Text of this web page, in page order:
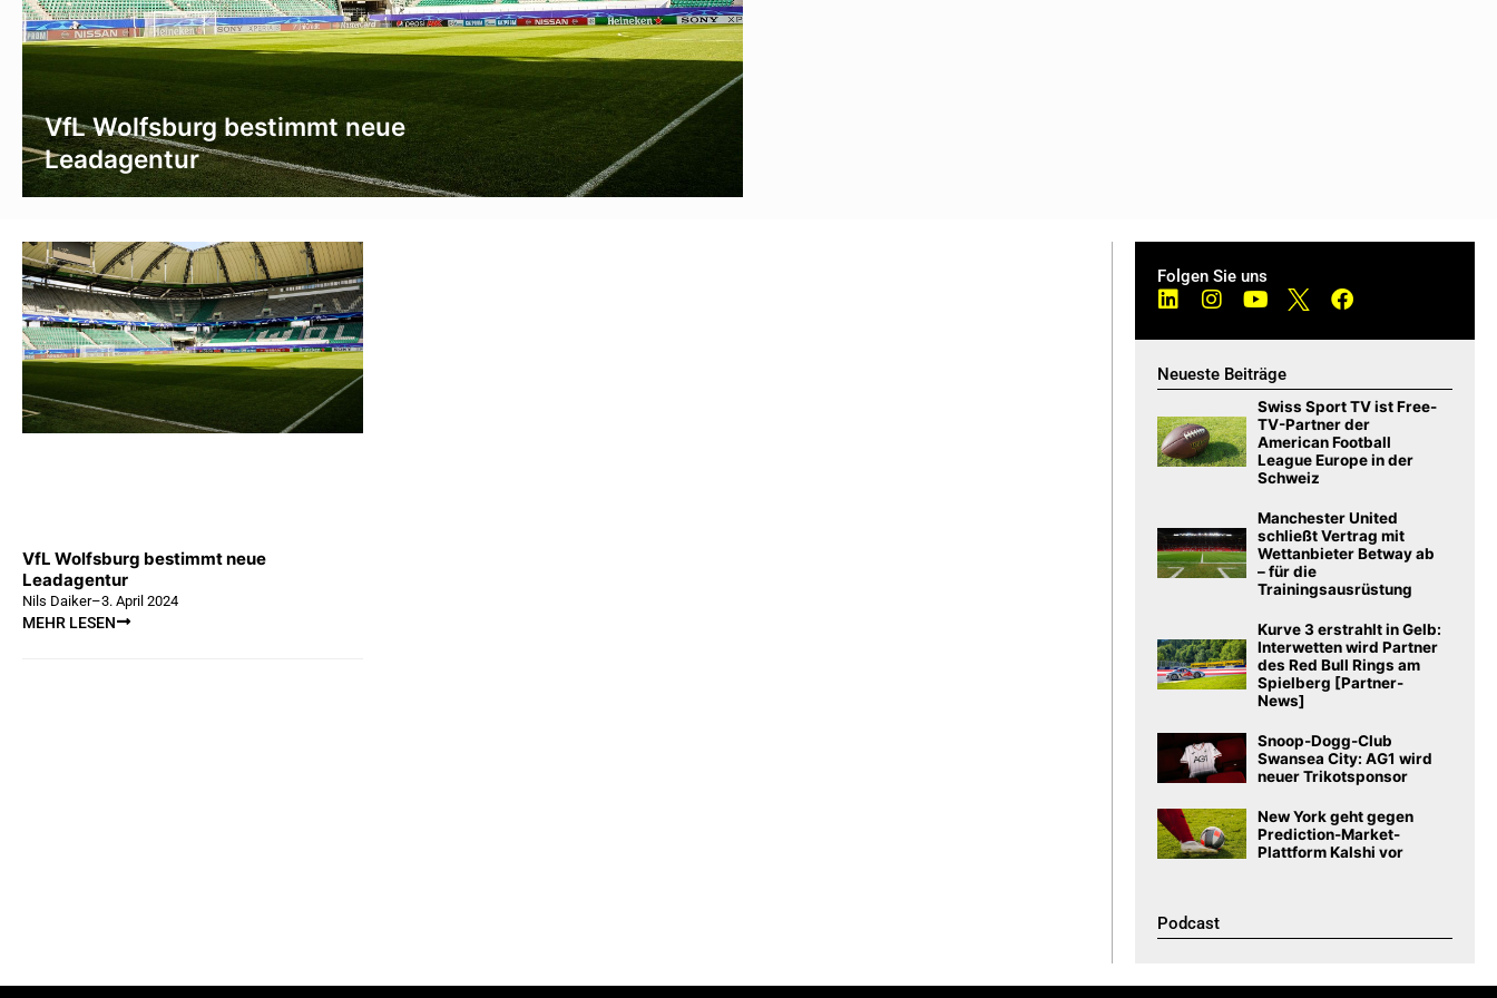
VfL Wolfsburg bestimmt neue
Leadagentur
VfL Wolfsburg bestimmt neue
Leadagentur
Nils Daiker–3. April 2024
MEHR LESEN
Folgen Sie uns
Neueste Beiträge
Swiss Sport TV ist Free-
TV-Partner der
American Football
League Europe in der
Schweiz
Manchester United
schließt Vertrag mit
Wettanbieter Betway ab
– für die
Trainingsausrüstung
Kurve 3 erstrahlt in Gelb:
Interwetten wird Partner
des Red Bull Rings am
Spielberg [Partner-
News]
Snoop-Dogg-Club
Swansea City: AG1 wird
neuer Trikotsponsor
New York geht gegen
Prediction-Market-
Plattform Kalshi vor
Podcast​